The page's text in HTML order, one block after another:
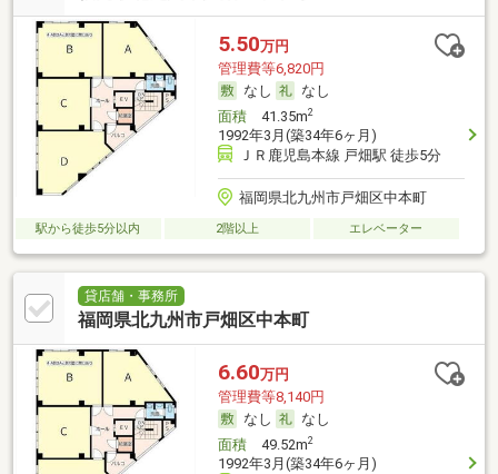
5.50万円
管理費等6,820円
なし
なし
面積41.35m2
1992年3月(築34年6ヶ月)
ＪＲ鹿児島本線 戸畑駅 徒歩5分
福岡県北九州市戸畑区中本町
駅から徒歩5分以内 2階以上 エレベーター
貸店舗・事務所
福岡県北九州市戸畑区中本町
6.60万円
管理費等8,140円
なし
なし
面積49.52m2
1992年3月(築34年6ヶ月)